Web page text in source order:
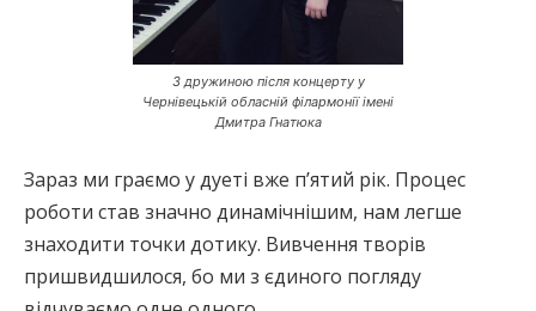
З дружиною після концерту у
Чернівецькій обласній філармонії імені
Дмитра Гнатюка
Зараз ми граємо у дуеті вже п’ятий рік. Процес
роботи став значно динамічнішим, нам легше
знаходити точки дотику. Вивчення творів
пришвидшилося, бо ми з єдиного погляду